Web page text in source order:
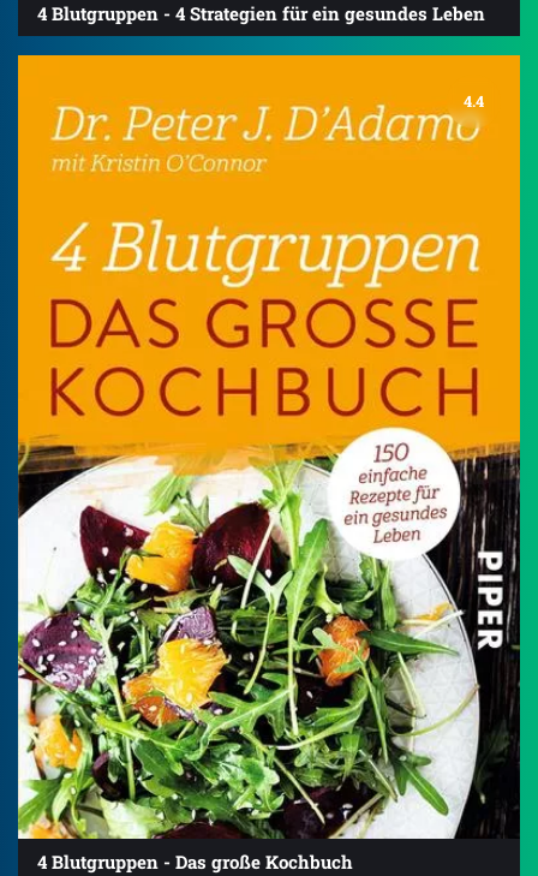
4 Blutgruppen - 4 Strategien für ein gesundes Leben
4.4
4 Blutgruppen - Das große Kochbuch